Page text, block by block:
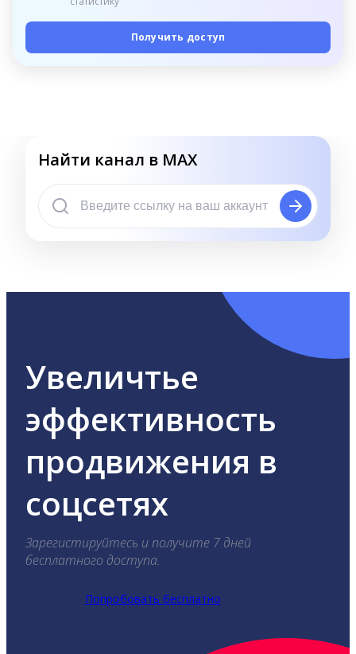
Получить доступ
Найти канал в MAX
Увеличтье
эффективность
продвижения в
соцсетях
Зарегистируйтесь и получите 7 дней
бесплатного доступа.
Попробовать бесплатно